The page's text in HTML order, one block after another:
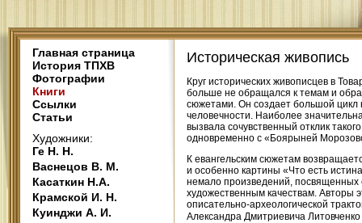
Главная страница
История ТПХВ
Фотографии
Книги
Ссылки
Статьи
Художники:
Ге Н. Н.
Васнецов В. М.
Касаткин Н.А.
Крамской И. Н.
Куинджи А. И.
Историческая живопись
Круг исторических живописцев в
больше не обращался к темам и
сюжетами. Он создает большой цикл
человечности. Наиболее
вызвала сочувственный отклик
одновременно с «Боярыней
К евангельским сюжетам
и особенно картины «Что есть
немало произведений, посвященных
художественным качествам. Авторы
описательно-археологической
Александра Дмитриевича